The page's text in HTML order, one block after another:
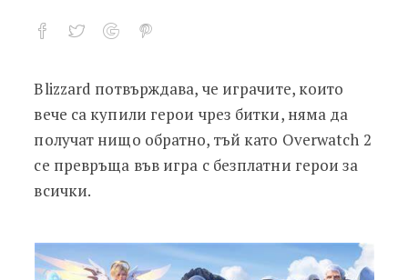
Blizzard потвърждава: Overwatch 2
Blizzard потвърждава, че играчите, които
вече са купили герои чрез битки, няма да
получат нищо обратно, тъй като Overwatch 2
се превръща във игра с безплатни герои за
всички.